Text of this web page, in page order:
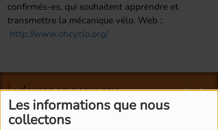
Les informations que nous
collectons
confirmés-es, qui souhaitent apprendre et
transmettre la mécanique vélo. Web :
http://www.ohcyclo.org/
L'ÉQUIPE DE RADIO M'S